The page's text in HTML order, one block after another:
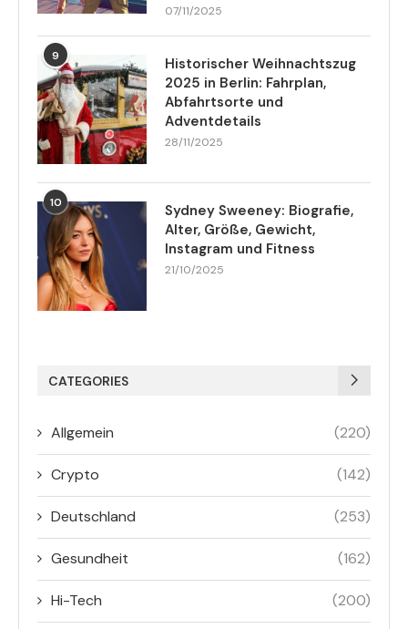
07/11/2025
9
Historischer Weihnachtszug
2025 in Berlin: Fahrplan,
Abfahrtsorte und
Adventdetails
28/11/2025
10
Sydney Sweeney: Biografie,
Alter, Größe, Gewicht,
Instagram und Fitness
21/10/2025
CATEGORIES
Allgemein (220)
Crypto (142)
Deutschland (253)
Gesundheit (162)
Hi-Tech (200)